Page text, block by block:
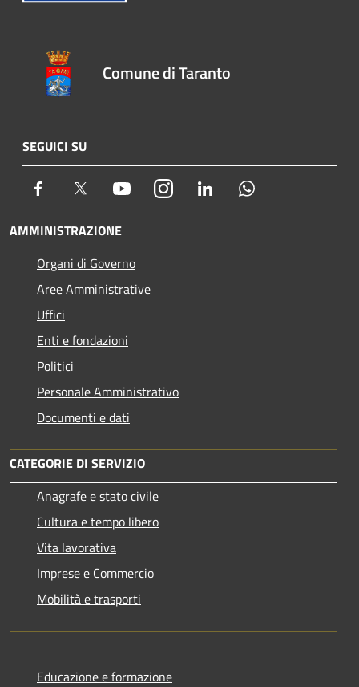
Comune di Taranto
SEGUICI SU
Facebook Twitter YoutubeInstagram LinkedIn
AMMINISTRAZIONE
Organi di Governo
Aree Amministrative
Uffici
Enti e fondazioni
Politici
Personale Amministrativo
Documenti e dati
CATEGORIE DI SERVIZIO
Anagrafe e stato civile
Cultura e tempo libero
Vita lavorativa
Imprese e Commercio
Mobilità e trasporti
Educazione e formazione